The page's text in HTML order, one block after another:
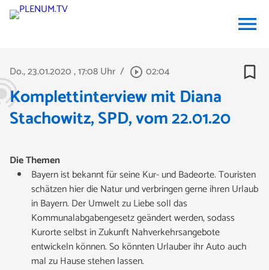
menu
Do., 23.01.2020, 17:08 Uhr / play_circle_outline 02:04 bookmark_border
Komplettinterview mit Diana
Stachowitz, SPD, vom 22.01.20
Die Themen
Bayern ist bekannt für seine Kur- und Badeorte. Touristen
schätzen hier die Natur und verbringen gerne ihren Urlaub
in Bayern. Der Umwelt zu Liebe soll das
Kommunalabgabengesetz geändert werden, sodass
Kurorte selbst in Zukunft Nahverkehrsangebote
entwickeln können. So könnten Urlauber ihr Auto auch
mal zu Hause stehen lassen.